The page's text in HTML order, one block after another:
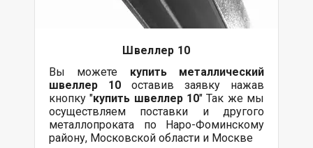
Швеллер 10
Вы можете купить металлический
швеллер 10 оставив заявку нажав
кнопку "купить швеллер 10" Так же мы
осуществляем поставки и другого
металлопроката по Наро-Фоминскому
району, Московской области и Москве